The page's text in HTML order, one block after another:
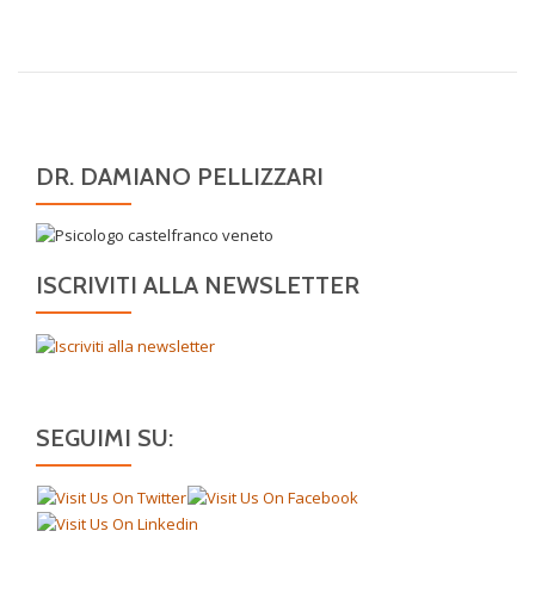
DR. DAMIANO PELLIZZARI
ISCRIVITI ALLA NEWSLETTER
SEGUIMI SU: